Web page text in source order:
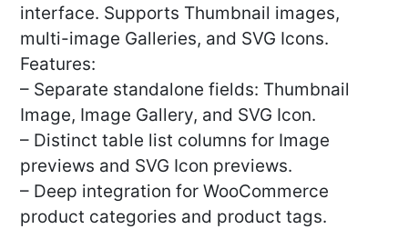
interface. Supports Thumbnail images,
multi-image Galleries, and SVG Icons.
Features:
– Separate standalone fields: Thumbnail
Image, Image Gallery, and SVG Icon.
– Distinct table list columns for Image
previews and SVG Icon previews.
– Deep integration for WooCommerce
product categories and product tags.